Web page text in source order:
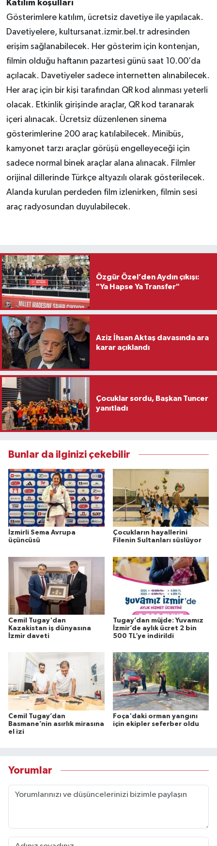
Katılım koşulları
Gösterimlere katılım, ücretsiz davetiye ile yapılacak.
Davetiyelere, kultursanat.izmir.bel.tr adresinden
erişim sağlanabilecek. Her gösterim için kontenjan,
filmin olduğu haftanın pazartesi günü saat 10.00’da
açılacak. Davetiyeler sadece internetten alınabilecek.
Her araç için bir kişi tarafından QR kod alınması yeterli
olacak. Etkinlik girişinde araçlar, QR kod taranarak
içeri alınacak. Ücretsiz düzenlenen sinema
gösterimlerine 200 araç katılabilecek. Minibüs,
kamyonet tarzı araçlar görüşü engelleyeceği için
sadece normal binek araçlar alana alınacak. Filmler
orijinal dillerinde Türkçe altyazılı olarak gösterilecek.
Alanda kurulan perdeden film izlenirken, filmin sesi
araç radyosundan duyulabilecek.
Özgür Özel’den Aydın çıkışı:
"Ya Hapse Ya Transfer"
Aziz İhsan Aktaş davasında ara
karar açıklandı
Çocuklar sordu, Başkan Tuncer
yanıtladı
Bunlar da ilginizi çekebilir
İzmirli Sema Avrupa
üçüncüsü
Çocukların hayallerini
Filenin Sultanları süslüyor
Cemil Tugay'dan
Kazakistan iş dünyasına
İzmir daveti
Tugay’dan müjde: Yuvamız
İzmir’de aylık ücret 2 bin
500 TL’ye indirildi
Cemil Tugay’dan
Basmane’nin asırlık mirasına
el izi
Foça'daki orman yangını
için ekipler seferber oldu
Yorumlar